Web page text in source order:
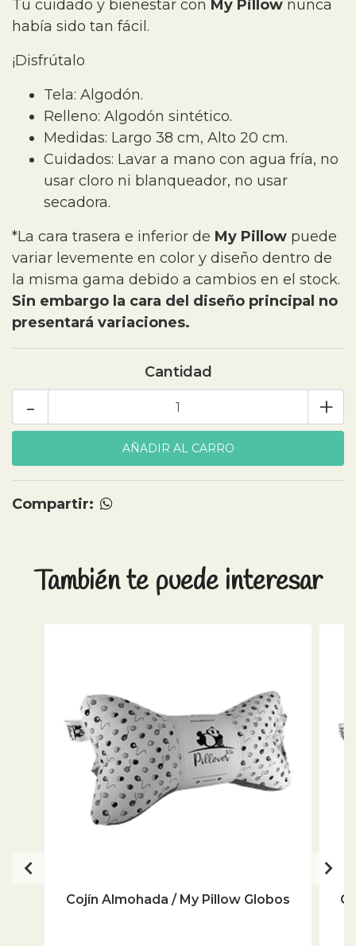
Tu cuidado y bienestar con My Pillow nunca
había sido tan fácil.
¡Disfrútalo
Tela: Algodón.
Relleno: Algodón sintético.
Medidas: Largo 38 cm, Alto 20 cm.
Cuidados: Lavar a mano con agua fría, no
usar cloro ni blanqueador, no usar
secadora.
*La cara trasera e inferior de My Pillow puede
variar levemente en color y diseño dentro de
la misma gama debido a cambios en el stock.
Sin embargo la cara del diseño principal no
presentará variaciones.
Cantidad
+
-
Compartir:
También te puede interesar
Cojín Almohada / My Pillow Globos